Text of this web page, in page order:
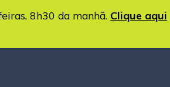
8h30 da manhã. Clique aqui